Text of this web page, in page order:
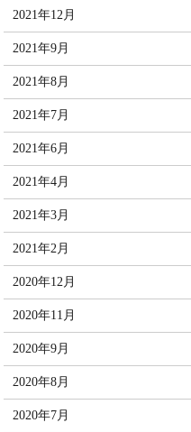
2021年12月
2021年9月
2021年8月
2021年7月
2021年6月
2021年4月
2021年3月
2021年2月
2020年12月
2020年11月
2020年9月
2020年8月
2020年7月